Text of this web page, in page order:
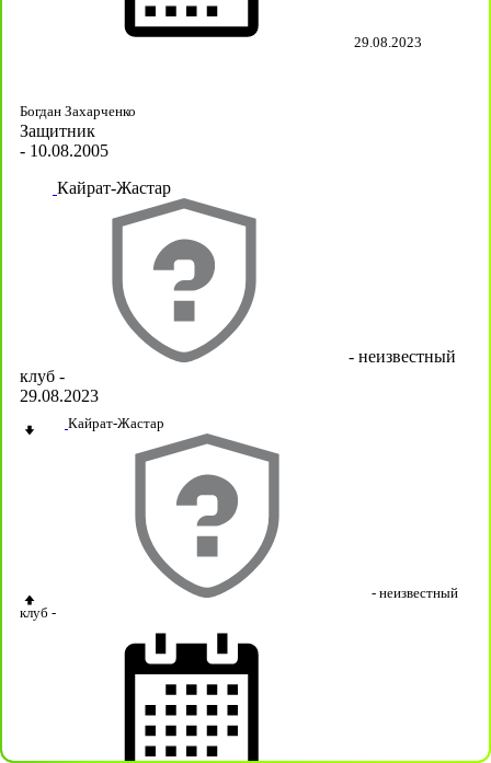
29.08.2023
Богдан Захарченко
Защитник
- 10.08.2005
Кайрат-Жастар
- неизвестный
клуб -
29.08.2023
Кайрат-Жастар
- неизвестный
клуб -